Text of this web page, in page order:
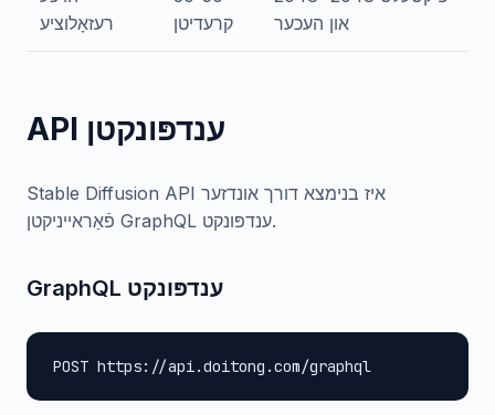
רעזאָלוציע
קרעדיטן
און העכער
API ענדפּונקטן
Stable Diffusion API איז בנימצא דורך אונדזער
פֿאַראייניקטן GraphQL ענדפּונקט.
GraphQL ענדפּונקט
POST https://api.doitong.com/graphql